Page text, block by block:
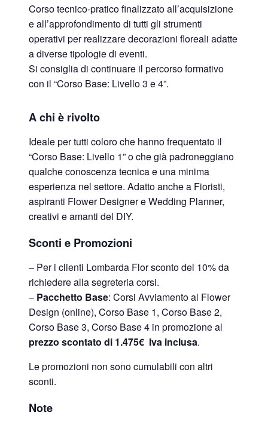
Corso tecnico-pratico finalizzato all’acquisizione
e all’approfondimento di tutti gli strumenti
operativi per realizzare decorazioni floreali adatte
a diverse tipologie di eventi.
Si consiglia di continuare il percorso formativo
con il “Corso Base: Livello 3 e 4”.
A chi è rivolto
Ideale per tutti coloro che hanno frequentato il
“Corso Base: Livello 1” o che già padroneggiano
qualche conoscenza tecnica e una minima
esperienza nel settore. Adatto anche a Fioristi,
aspiranti Flower Designer e Wedding Planner,
creativi e amanti del DIY.
Sconti e Promozioni
– Per i clienti Lombarda Flor sconto del 10% da
richiedere alla segreteria corsi.
– Pacchetto Base: Corsi Avviamento al Flower
Design (online), Corso Base 1, Corso Base 2,
Corso Base 3, Corso Base 4 in promozione al
prezzo scontato di 1.475€ Iva inclusa.
Le promozioni non sono cumulabili con altri
sconti.
Note